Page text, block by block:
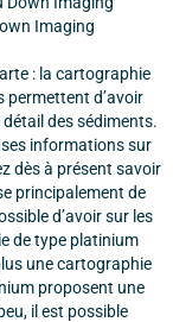
Imaging
: la cartographie
permettent d’avoir
des sédiments.
informations sur
dès à présent savoir
principalement de
d’avoir sur les
de type platinium
une cartographie
proposent une
il est possible